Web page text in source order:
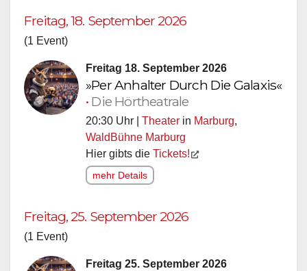
Freitag, 18. September 2026
(1 Event)
Freitag 18. September 2026
»Per Anhalter Durch Die Galaxis«
• Die Hörtheatrale
20:30 Uhr | Theater in Marburg,
WaldBühne Marburg
Hier gibts die Tickets!
mehr Details
Freitag, 25. September 2026
(1 Event)
Freitag 25. September 2026